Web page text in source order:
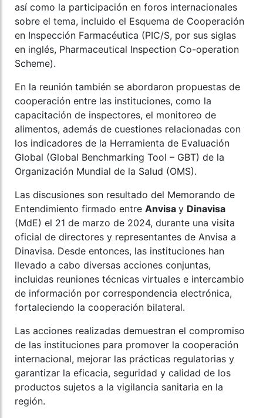
así como la participación en foros internacionales
sobre el tema, incluido el Esquema de Cooperación
en Inspección Farmacéutica (PIC/S, por sus siglas
en inglés, Pharmaceutical Inspection Co-operation
Scheme).
En la reunión también se abordaron propuestas de
cooperación entre las instituciones, como la
capacitación de inspectores, el monitoreo de
alimentos, además de cuestiones relacionadas con
los indicadores de la Herramienta de Evaluación
Global (Global Benchmarking Tool – GBT) de la
Organización Mundial de la Salud (OMS).
Las discusiones son resultado del Memorando de
Entendimiento firmado entre Anvisa y Dinavisa
(MdE) el 21 de marzo de 2024, durante una visita
oficial de directores y representantes de Anvisa a
Dinavisa. Desde entonces, las instituciones han
llevado a cabo diversas acciones conjuntas,
incluidas reuniones técnicas virtuales e intercambio
de información por correspondencia electrónica,
fortaleciendo la cooperación bilateral.
Las acciones realizadas demuestran el compromiso
de las instituciones para promover la cooperación
internacional, mejorar las prácticas regulatorias y
garantizar la eficacia, seguridad y calidad de los
productos sujetos a la vigilancia sanitaria en la
región.